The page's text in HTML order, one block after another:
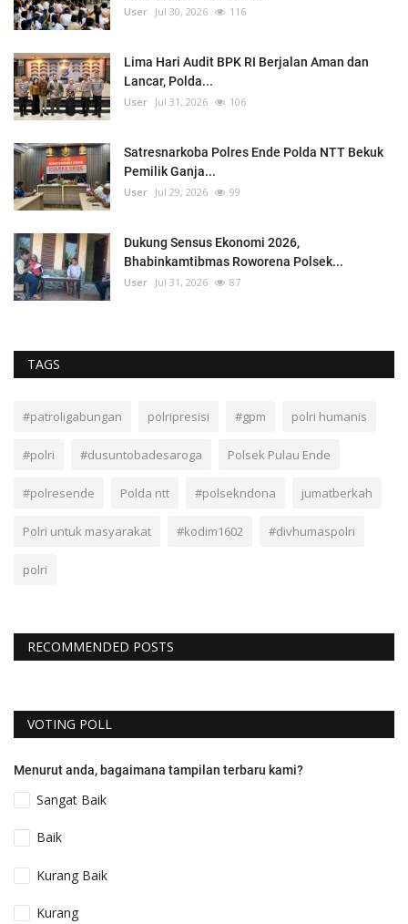
User Jul 30, 2026 116
Lima Hari Audit BPK RI Berjalan Aman dan
Lancar, Polda...
User Jul 31, 2026 106
Satresnarkoba Polres Ende Polda NTT Bekuk
Pemilik Ganja...
User Jul 29, 2026 99
Dukung Sensus Ekonomi 2026,
Bhabinkamtibmas Roworena Polsek...
User Jul 31, 2026 87
TAGS
#patroligabungan polripresisi #gpm polri humanis
#polri #dusuntobadesaroga Polsek Pulau Ende
#polresende Polda ntt #polsekndona jumatberkah
Polri untuk masyarakat #kodim1602 #divhumaspolri
polri
RECOMMENDED POSTS
VOTING POLL
Menurut anda, bagaimana tampilan terbaru kami?
Sangat Baik
Baik
Kurang Baik
Kurang